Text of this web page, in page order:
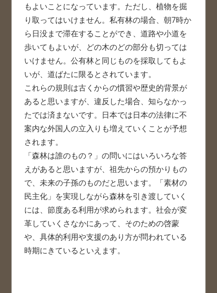
もよいことになっています。ただし、植物を掘
り取ってはいけません。私有林の場合、朝7時か
ら日没まで滞在することができ、道路や小道を
歩いてもよいが、どの木のどの部分も切っては
いけません。公有林と同じものを採取してもよ
いが、道ばたに限るとされています。
これらの規則は古くからの慣習や歴史的背景が
あると思いますが、違反した場合、知らなかっ
たでは済まないです。日本では日本の法律に不
案内な外国人の立入りも増えていくことが予想
されます。
「森林は誰のもの？」の問いにはいろいろな答
えがあると思いますが、祖先からの預かりもの
で、未来の子孫のものだと思います。「素材の
民主化」を実現しながら森林を引き渡していく
には、節度ある利用が求められます。社会が変
革していくさなかにあって、そのための啓蒙
や、具体的利用や支援のあり方が問われている
時期にきているといえます。